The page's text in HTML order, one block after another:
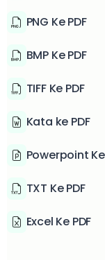
PNG Ke PDF
BMP Ke PDF
TIFF Ke PDF
Kata ke PDF
Powerpoint Ke
TXT Ke PDF
Excel Ke PDF